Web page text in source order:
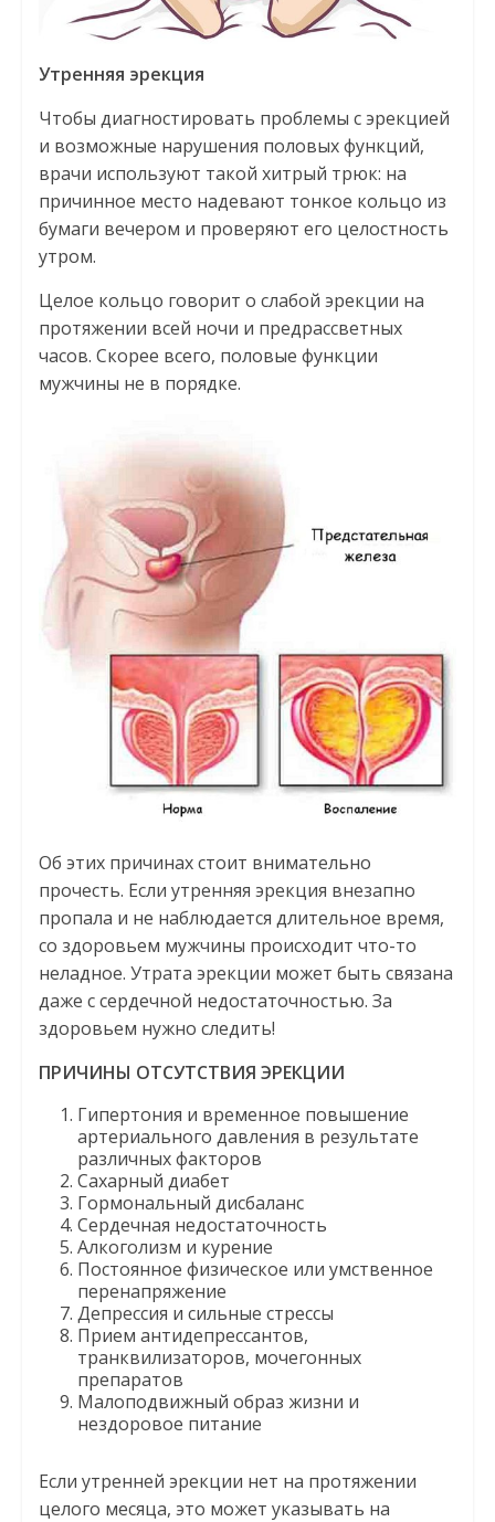
Утренняя эрекция
Чтобы диагностировать проблемы с эрекцией
и возможные нарушения половых функций,
врачи используют такой хитрый трюк: на
причинное место надевают тонкое кольцо из
бумаги вечером и проверяют его целостность
утром.
Целое кольцо говорит о слабой эрекции на
протяжении всей ночи и предрассветных
часов. Скорее всего, половые функции
мужчины не в порядке.
Об этих причинах стоит внимательно
прочесть. Если утренняя эрекция внезапно
пропала и не наблюдается длительное время,
со здоровьем мужчины происходит что-то
неладное. Утрата эрекции может быть связана
даже с сердечной недостаточностью. За
здоровьем нужно следить!
ПРИЧИНЫ ОТСУТСТВИЯ ЭРЕКЦИИ
Гипертония и временное повышение
артериального давления в результате
различных факторов
Сахарный диабет
Гормональный дисбаланс
Сердечная недостаточность
Алкоголизм и курение
Постоянное физическое или умственное
перенапряжение
Депрессия и сильные стрессы
Прием антидепрессантов,
транквилизаторов, мочегонных
препаратов
Малоподвижный образ жизни и
нездоровое питание
Если утренней эрекции нет на протяжении
целого месяца, это может указывать на